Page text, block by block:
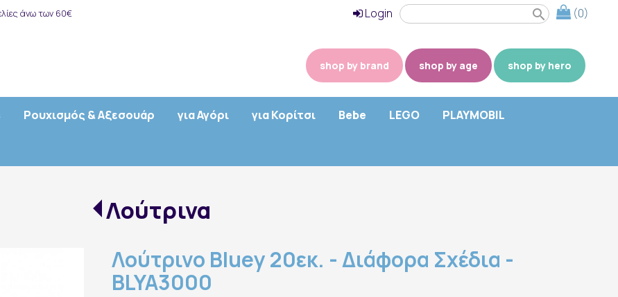
άνω των 60€ (0)
search
Login
shop by brand shop by age shop by hero
Ρουχισμός & Αξεσουάρ για Αγόρι για Κορίτσι Bebe LEGO PLAYMOBIL
Λούτρινα
Λούτρινο Bluey 20εκ. - Διάφορα Σχέδια -
BLYA3000